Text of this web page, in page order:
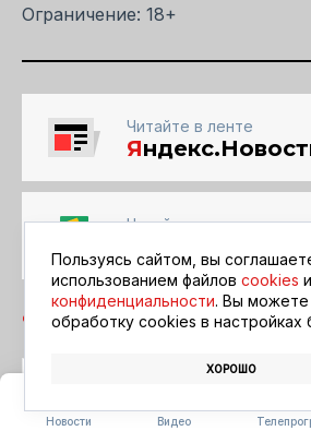
Новости Видео
Ограничение: 18+
Читайте в ленте
Я
Читайте в ленте
АФИША
Пользуясь сайтом, вы
использованием файлов cookies и
конфиденциальности. Вы можете
обработку сookies в настройках
ХОРОШО